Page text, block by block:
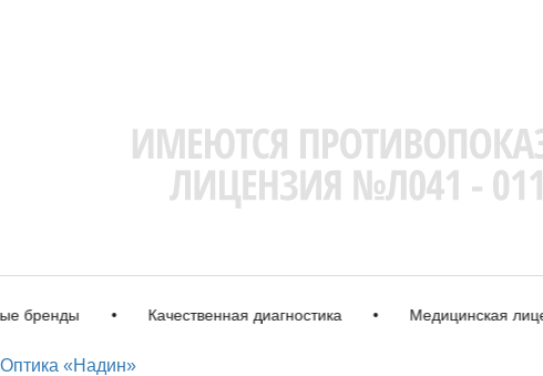
• Качественная диагностика • Медицинская лицензия
Оптика «Надин»